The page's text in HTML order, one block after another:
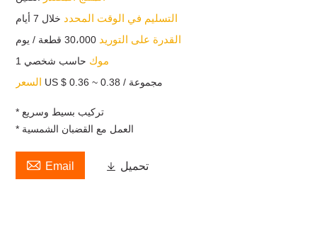
التسليم في الوقت المحدد خلال 7 أيام
القدرة على التوريد 30،000 قطعة / يوم
موك حاسب شخصي 1
US $ 0.36 ~ 0.38 / مجموعة
* تركيب بسيط وسريع
* العمل مع القضبان الشمسية
 Email  تحميل